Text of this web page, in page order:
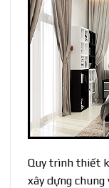
Quy trình thiết
xây dựng